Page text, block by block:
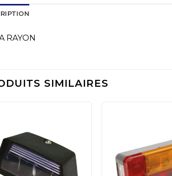
RAYON
SIMILAIRES